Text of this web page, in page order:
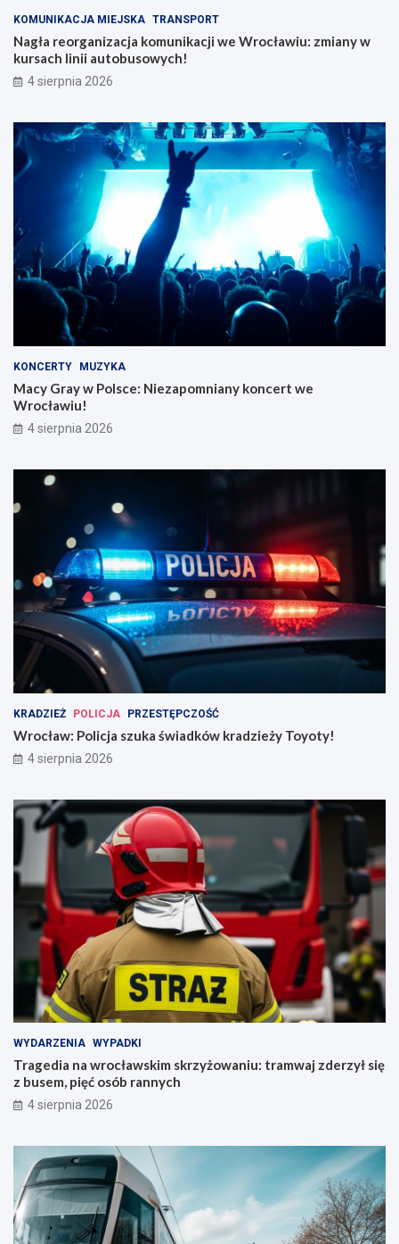
KOMUNIKACJA MIEJSKA TRANSPORT
Nagła reorganizacja komunikacji we Wrocławiu: zmiany w
kursach linii autobusowych!
4 sierpnia 2026
KONCERTY MUZYKA
Macy Gray w Polsce: Niezapomniany koncert we
Wrocławiu!
4 sierpnia 2026
KRADZIEŻ POLICJA PRZESTĘPCZOŚĆ
Wrocław: Policja szuka świadków kradzieży Toyoty!
4 sierpnia 2026
WYDARZENIA WYPADKI
Tragedia na wrocławskim skrzyżowaniu: tramwaj zderzył się
z busem, pięć osób rannych
4 sierpnia 2026